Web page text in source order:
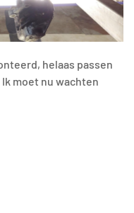
helaas passen
moet nu wachten